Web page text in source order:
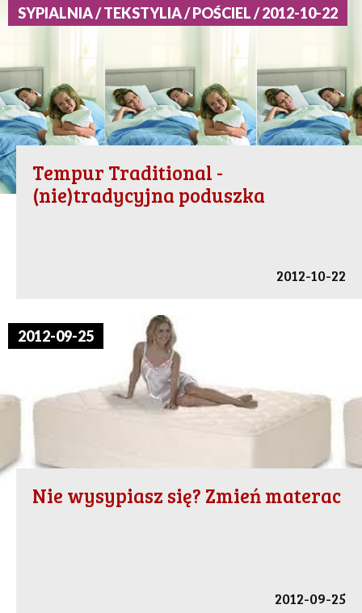
SYPIALNIA / TEKSTYLIA / POŚCIEL / 2012-10-22
Tempur Traditional -
(nie)tradycyjna poduszka
2012-10-22
2012-09-25
Nie wysypiasz się? Zmień materac
2012-09-25